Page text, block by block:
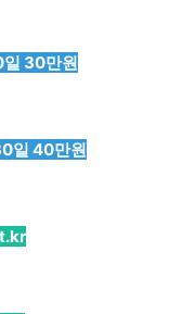
30만원
일 40만원